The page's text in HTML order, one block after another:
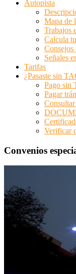
Autopista
Mapa de
Trabajos
Calcula
Consejos
Señales
Tarifas
¿Pasaste sin
Pago sin
Pagar
Verificar
Convenios